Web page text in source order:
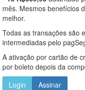
mês. Mesmos benefícios
melhor.
Todas as transações são
intermediadas pelo
A ativação por cartão de
por boleto depois da
Login
Assinar